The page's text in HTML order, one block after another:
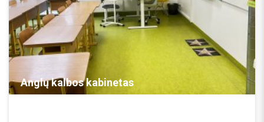
Anglų kalbos kabinetas
REZERVUOTI